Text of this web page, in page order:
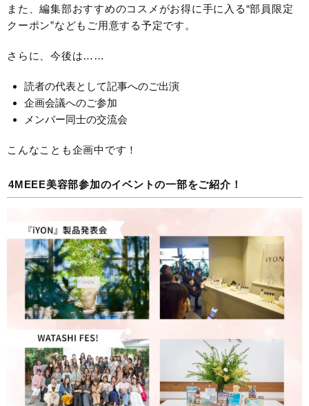
また、編集部おすすめのコスメがお得に手に入る“部員限定
クーポン”などもご用意する予定です。
さらに、今後は……
読者の代表として記事へのご出演
企画会議へのご参加
メンバー同士の交流会
こんなことも企画中です！
4MEEE美容部参加のイベントの一部をご紹介！